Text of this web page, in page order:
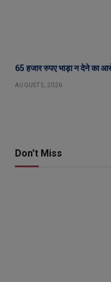
65 हजार रुपए भाड़ा न देने का
AUGUST 5, 2026
Don't Miss